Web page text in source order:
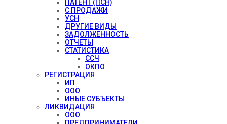
ПАТЕНТ (ПСН)
С ПРОДАЖИ
УСН
ДРУГИЕ ВИДЫ
ЗАДОЛЖЕННОСТЬ
ОТЧЕТЫ
СТАТИСТИКА
ССЧ
ОКПО
РЕГИСТРАЦИЯ
ИП
ООО
ИНЫЕ СУБЪЕКТЫ
ЛИКВИДАЦИЯ
ООО